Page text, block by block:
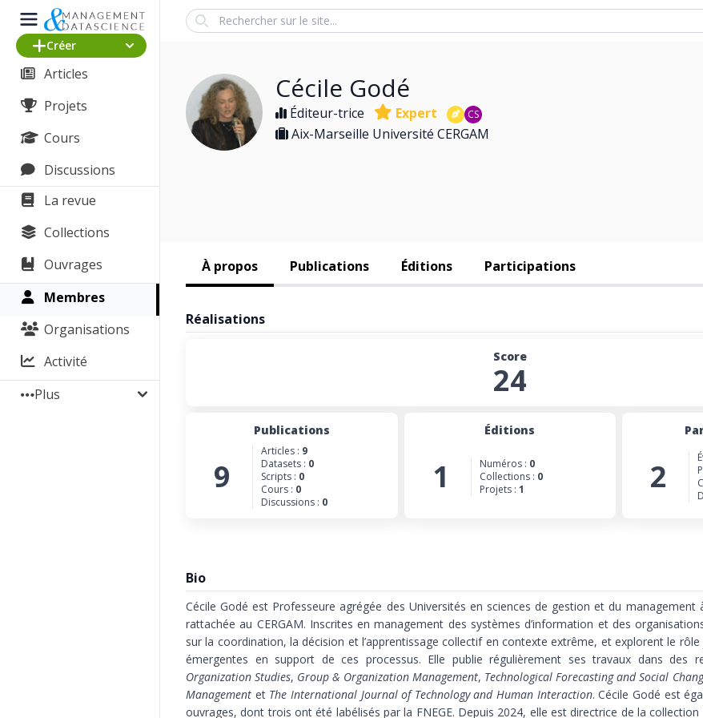
Créer
Articles
Projets
Cours
Discussions
La revue
Collections
Ouvrages
Membres
Organisations
Activité
Plus
Search
Cécile Godé
Éditeur-trice Expert CS
Aix-Marseille Université CERGAM
À propos Publications Éditions Participations
Réalisations
Score
24
Publications
9
Articles : 9
Datasets : 0
Scripts : 0
Cours : 0
Discussions : 0
Éditions
1 Numéros : 0
Collections : 0
Projets : 1 2
Bio
Cécile Godé est Professeure agrégée des Universités en sciences de gestion et du management
rattachée au CERGAM. Inscrites en management des systèmes d’information et des
sur la coordination, la décision et l’apprentissage collectif en contexte extrême, et explorent le
émergentes en support de ces processus. Elle publie régulièrement ses travaux dans des
Organization Studies, Group & Organization Management, Technological Forecasting and Social
Management etThe International Journal of Technology and Human Interaction. Cécile Godé est
ouvrages, dont trois ont été labélisés par la FNEGE. Depuis 2024, elle est directrice de la